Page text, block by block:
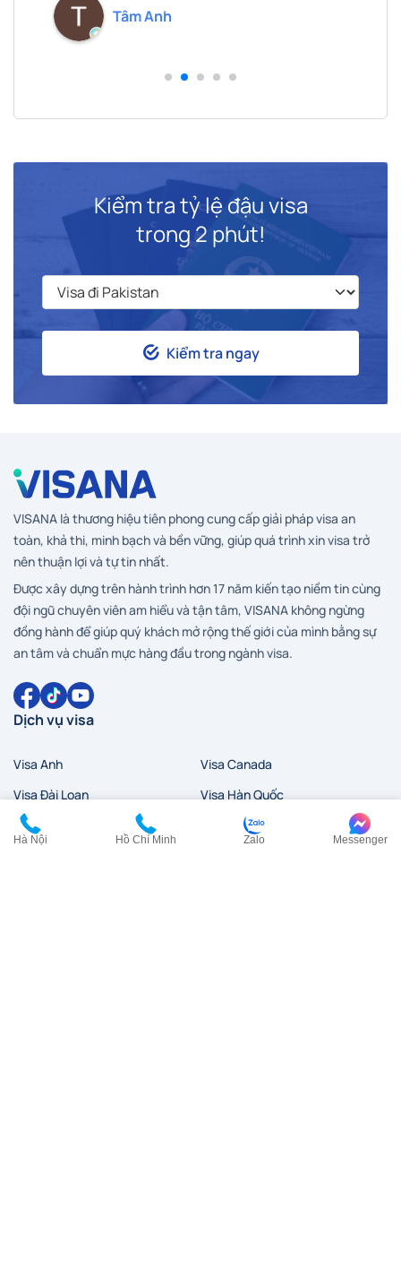
Tâm Anh
Kiểm tra tỷ lệ đậu visa
trong 2 phút!
Kiểm tra ngay
VISANA là thương hiệu tiên phong cung cấp giải pháp visa an
toàn, khả thi, minh bạch và bền vững, giúp quá trình xin visa trở
nên thuận lợi và tự tin nhất.
Được xây dựng trên hành trình hơn 17 năm kiến tạo niềm tin cùng
đội ngũ chuyên viên am hiểu và tận tâm, VISANA không ngừng
đồng hành để giúp quý khách mở rộng thế giới của mình bằng sự
an tâm và chuẩn mực hàng đầu trong ngành visa.
Dịch vụ visa
Visa Anh
Visa Canada
Visa Đài Loan
Visa Hàn Quốc
Visa đi HongKong
Visa Mỹ
Hà Nội Hồ Chí Minh Zalo Messenger